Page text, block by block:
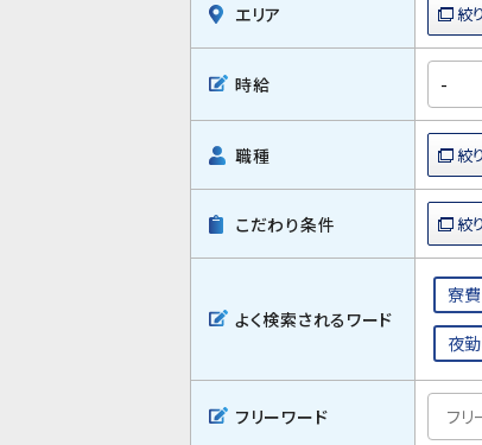
エリア
時給
職種
こだわり条件
よく検索されるワード
寮
夜
フリーワード